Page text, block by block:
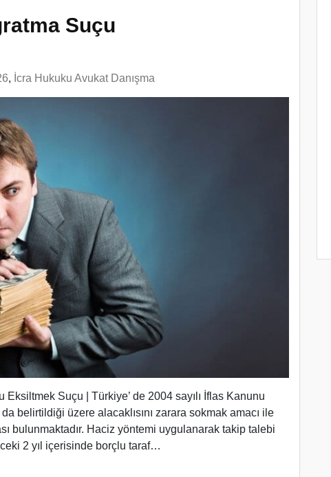
Suçu
, İcra Hukuku Avukat Danışma
Suçu | Türkiye’ de 2004 sayılı İflas Kanunu
belirtildiği üzere alacaklısını zarara sokmak amacı ile
bulunmaktadır. Haciz yöntemi uygulanarak takip talebi
2 yıl içerisinde borçlu taraf…